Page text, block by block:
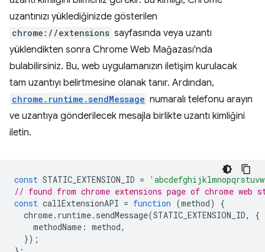
uzantınızı yüklediğinizde gösterilen
chrome://extensions sayfasında veya uzantı
yüklendikten sonra Chrome Web Mağazası'nda
bulabilirsiniz. Bu, web uygulamanızın iletişim kurulacak
tam uzantıyı belirtmesine olanak tanır. Ardından,
chrome.runtime.sendMessage ⁠⁠ numaralı telefonu arayın
ve uzantıya gönderilecek mesajla birlikte uzantı kimliğini
iletin.
const STATIC_EXTENSION_ID =
// found from chrome extensions page of chrome web
const callExtensionAPI = function (method)
{
chrome. runtime. sendMessage(STATIC_EXTENSION_ID,
{
methodName : method,
});